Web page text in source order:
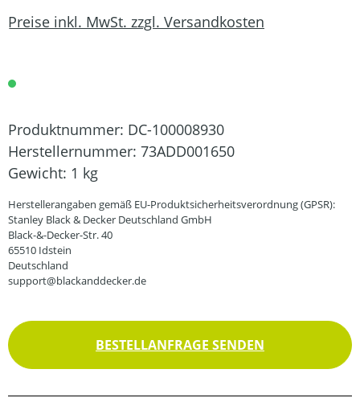
Preise inkl. MwSt. zzgl. Versandkosten
Produktnummer: DC-100008930
Herstellernummer: 73ADD001650
Gewicht: 1 kg
Herstellerangaben gemäß EU-Produktsicherheitsverordnung (GPSR):
Stanley Black & Decker Deutschland GmbH
Black-&-Decker-Str. 40
65510 Idstein
Deutschland
support@blackanddecker.de
BESTELLANFRAGE SENDEN